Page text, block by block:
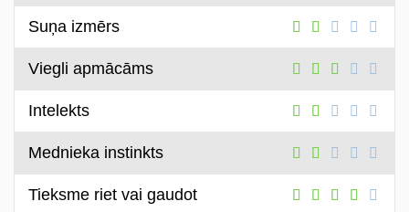
Suņa izmērs
Viegli apmācāms
Intelekts
Mednieka instinkts
Tieksme riet vai gaudot